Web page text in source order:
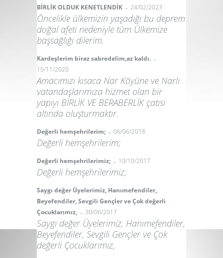
BİRLİK OLDUK KENETLENDİK - 24/02/2023
Öncelikle ülkemi­zin yaşadığı bu deprem
doğal afeti nedeniyle tüm Ülkemize
başsağlığı dilerim.
Kardeşlerim biraz sabredelim,az kaldı. -
15/11/2020
Amacımızı kısaca Nar Köyüne ve Narlı
vatandaşlarımıza hizmet olan bir
yapıyı BİRLİK VE BERABERLİK çatısı
altında oluşturmaktır.
Değerli hemşehrilerim; - 06/06/2018
Değerli hemşehrilerim;
Değerli hemşehrilerimiz; - 10/10/2017
Değerli hemşehrilerimiz;
Saygı değer Üyelerimiz, Hanımefendiler,
Beyefendiler, Sevgili Gençler ve Çok değerli
Çocuklarımız, - 30/06/2017
Saygı değer Üyelerimiz, Hanımefendiler,
Beyefendiler, Sevgili Gençler ve Çok
değerli Çocuklarımız,